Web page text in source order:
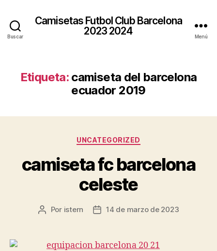
Buscar
Camisetas Futbol Club Barcelona
2023 2024
Menú
Etiqueta: camiseta del barcelona
ecuador 2019
Categorías
UNCATEGORIZED
camiseta fc barcelona
celeste
Autor
entrada
Por istern
Fecha
entrada
14 de marzo de 2023